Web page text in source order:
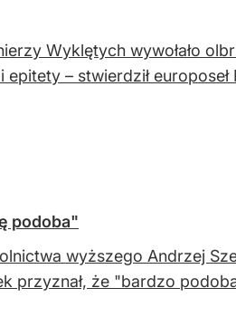
Wyklętych wywołało
– stwierdził europoseł
podoba"
wyższego Andrzej
przyznał, że "bardzo